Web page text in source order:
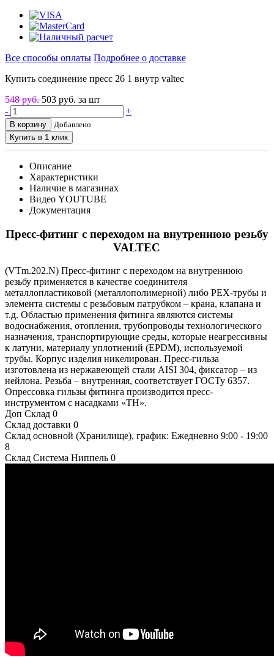
Все способы оплаты Подробнее о доставке
Купить соединение пресс 26 1 внутр valtec
548 руб.503 руб. за шт
-
+
В корзину
Добавлено
Купить в 1 клик
Описание
Характеристики
Наличие в магазинах
Видео YOUTUBE
Документация
Пресс-фитинг с переходом на внутреннюю резьбу
VALTEC
(VTm.202.N) Пресс-фитинг с переходом на внутреннюю
резьбу применяется в качестве соединителя
металлопластиковой (металлополимерной) либо PEX-трубы и
элемента системы с резьбовым патрубком – крана, клапана и
т.д. Областью применения фитинга являются системы
водоснабжения, отопления, трубопроводы технологического
назначения, транспортирующие среды, которые неагрессивны
к латуни, материалу уплотнений (EPDM), используемой
трубы. Корпус изделия никелирован. Пресс-гильза
изготовлена из нержавеющей стали AISI 304, фиксатор – из
нейлона. Резьба – внутренняя, соответствует ГОСТу 6357.
Опрессовка гильзы фитинга производится пресс-
инструментом с насадками «ТН».
Доп Склад 0
Склад доставки 0
Склад основной (Хранилище), график: Ежедневно 9:00 - 19:00
8
Склад Система Ниппель 0